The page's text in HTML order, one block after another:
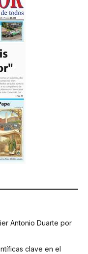
Antonio Duarte por
clave en el